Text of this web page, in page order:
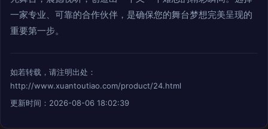
一家专业、可靠的合作伙伴，是确保您的舞台梦想完美呈现的
重要第一步。
如若转载，请注明出处：
http://www.xuantoutiao.com/product/24.html
更新时间：2026-08-06 18:02:39